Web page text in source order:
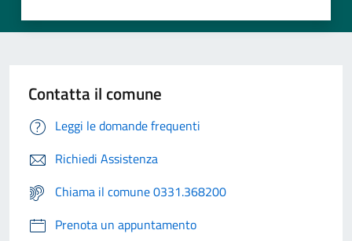
Contatta il comune
Leggi le domande frequenti
Richiedi Assistenza
Chiama il comune 0331.368200
Prenota un appuntamento